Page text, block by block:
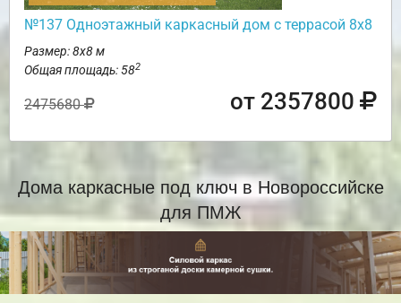
№137 Одноэтажный каркасный дом с террасой 8х8
Размер: 8х8 м
Общая площадь: 582
2475680 от 2357800
Дома каркасные под ключ в Новороссийске
для ПМЖ